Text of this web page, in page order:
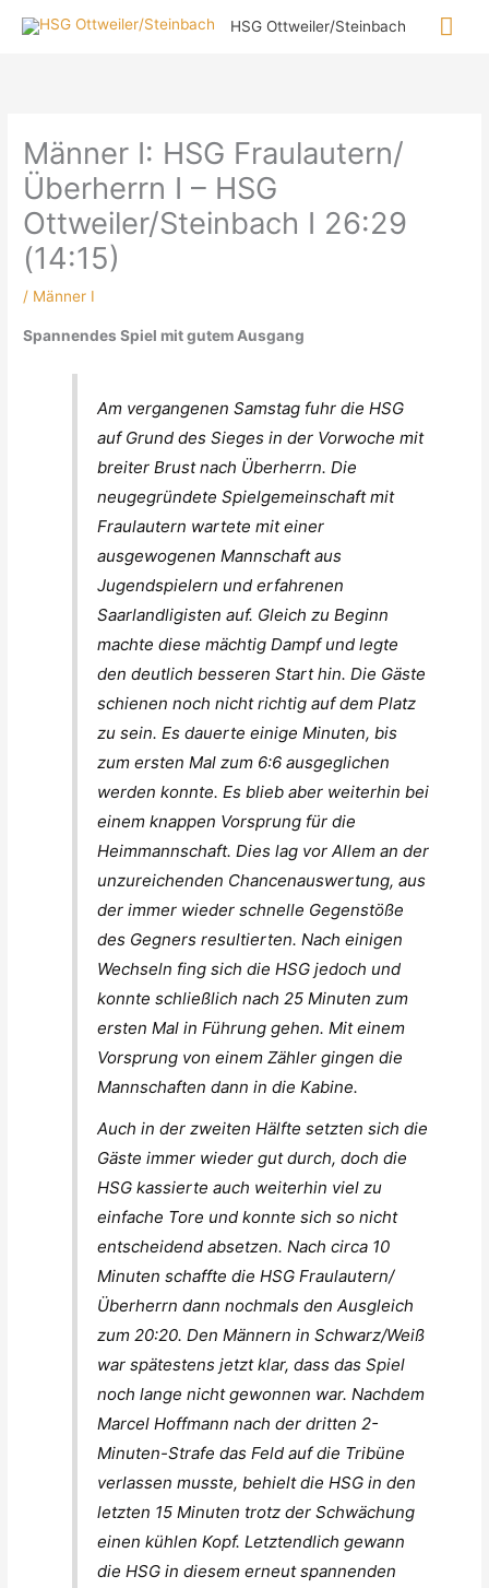
Inhalt
HSG Ottweiler/Steinbach
Männer I: HSG Fraulautern/
Überherrn I – HSG
Ottweiler/Steinbach I 26:29
(14:15)
/ Männer I
Spannendes Spiel mit gutem Ausgang
Am vergangenen Samstag fuhr die HSG
auf Grund des Sieges in der Vorwoche mit
breiter Brust nach Überherrn. Die
neugegründete Spielgemeinschaft mit
Fraulautern wartete mit einer
ausgewogenen Mannschaft aus
Jugendspielern und erfahrenen
Saarlandligisten auf. Gleich zu Beginn
machte diese mächtig Dampf und legte
den deutlich besseren Start hin. Die Gäste
schienen noch nicht richtig auf dem Platz
zu sein. Es dauerte einige Minuten, bis
zum ersten Mal zum 6:6 ausgeglichen
werden konnte. Es blieb aber weiterhin bei
einem knappen Vorsprung für die
Heimmannschaft. Dies lag vor Allem an der
unzureichenden Chancenauswertung, aus
der immer wieder schnelle Gegenstöße
des Gegners resultierten. Nach einigen
Wechseln fing sich die HSG jedoch und
konnte schließlich nach 25 Minuten zum
ersten Mal in Führung gehen. Mit einem
Vorsprung von einem Zähler gingen die
Mannschaften dann in die Kabine.
Auch in der zweiten Hälfte setzten sich die
Gäste immer wieder gut durch, doch die
HSG kassierte auch weiterhin viel zu
einfache Tore und konnte sich so nicht
entscheidend absetzen. Nach circa 10
Minuten schaffte die HSG Fraulautern/
Überherrn dann nochmals den Ausgleich
zum 20:20. Den Männern in Schwarz/Weiß
war spätestens jetzt klar, dass das Spiel
noch lange nicht gewonnen war. Nachdem
Marcel Hoffmann nach der dritten 2-
Minuten-Strafe das Feld auf die Tribüne
verlassen musste, behielt die HSG in den
letzten 15 Minuten trotz der Schwächung
einen kühlen Kopf. Letztendlich gewann
die HSG in diesem erneut spannenden